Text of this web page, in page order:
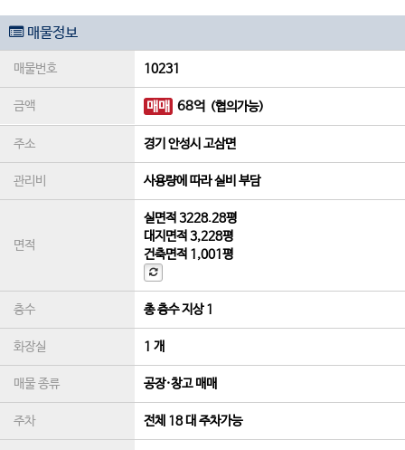
매물정보
매물번호 10231
금액 매매 68억 (협의가능)
주소 경기 안성시 고삼면
관리비 사용량에 따라 실비 부담
면적
실면적3228.28평
대지면적3,228평
건축면적 1,001평
층수 총 층수 지상 1
화장실 1 개
매물 종류 공장·창고 매매
주차 전체 18 대 주차가능